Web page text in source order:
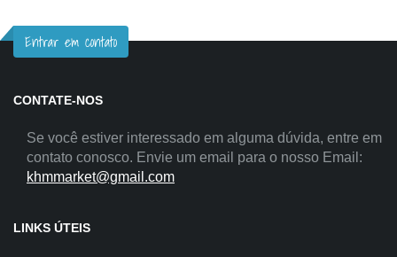
Entrar em contato
CONTATE-NOS
Se você estiver interessado em alguma dúvida, entre em
contato conosco. Envie um email para o nosso Email:
khmmarket@gmail.com
LINKS ÚTEIS